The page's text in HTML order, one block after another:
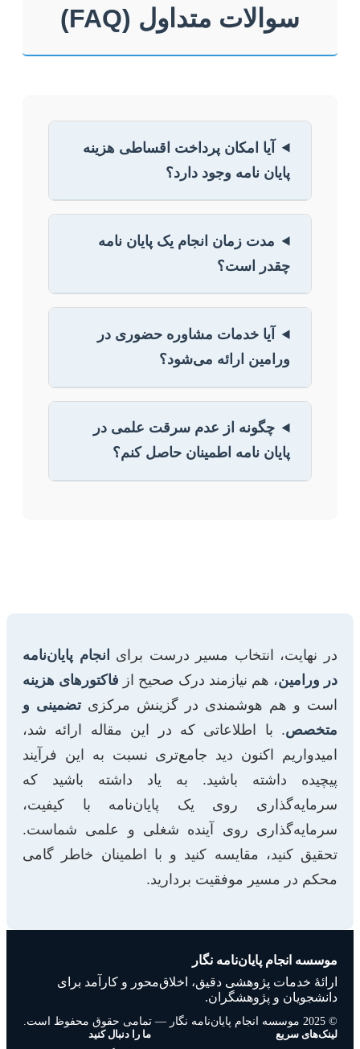
سوالات متداول (FAQ)
آیا امکان پرداخت اقساطی هزینه
پایان نامه وجود دارد؟
مدت زمان انجام یک پایان نامه
چقدر است؟
آیا خدمات مشاوره حضوری در
ورامین ارائه می‌شود؟
چگونه از عدم سرقت علمی در
پایان نامه اطمینان حاصل کنم؟
در نهایت، انتخاب مسیر درست برای
انجام پایان‌نامه
در ورامین، هم نیازمند درک صحیح از فاکتورهای هزینه
است و هم هوشمندی در گزینش مرکزی تضمینی و
متخصص. با اطلاعاتی که در این مقاله ارائه شد،
امیدواریم اکنون دید جامع‌تری نسبت به این فرآیند
پیچیده داشته باشید. به یاد داشته باشید که
سرمایه‌گذاری روی یک پایان‌نامه با کیفیت،
سرمایه‌گذاری روی آینده شغلی و علمی شماست.
تحقیق کنید، مقایسه کنید و با اطمینان خاطر گامی
محکم در مسیر موفقیت بردارید.
موسسه انجام پایان‌نامه نگار
ارائهٔ خدمات پژوهشی دقیق، اخلاق‌محور و کارآمد برای
دانشجویان و پژوهشگران.
© 2025 موسسه انجام پایان‌نامه نگار — تمامی حقوق محفوظ است.
لینک‌های سریع ما را دنبال کنید